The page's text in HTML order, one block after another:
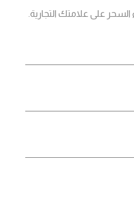
على علامتك التجارية.